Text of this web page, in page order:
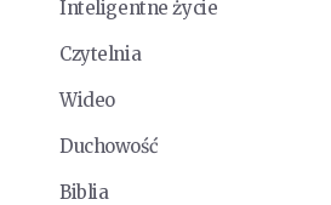
Inteligentne życie
Czytelnia
Wideo
Duchowość
Biblia